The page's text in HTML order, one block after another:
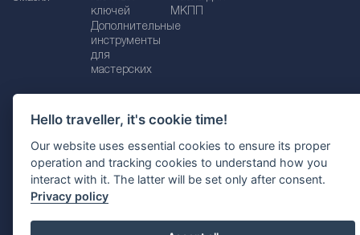
Hello traveller, it's cookie time!
Our website uses essential cookies to ensure its proper
operation and tracking cookies to understand how you
interact with it. The latter will be set only after consent.
Privacy policy
ключей
Дополнительные
инструменты
для
мастерских
МКПП
Политика конфиденциальности
Политика файлов Cookie Выбор страны